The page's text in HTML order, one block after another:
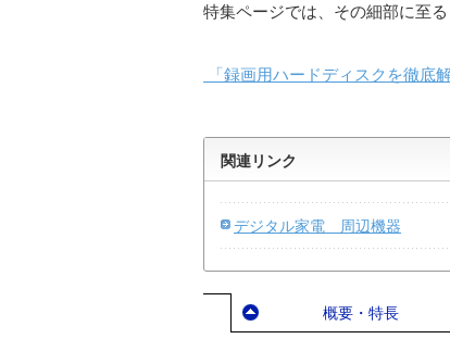
特集ページでは、その細部に至
「録画用ハードディスクを徹底
関連リンク
デジタル家電 周辺機器
概要・特長